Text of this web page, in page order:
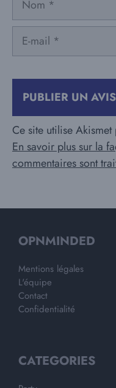
mail
Ce site utilise
En savoir plus sur la
commentaires sont
OPNMINDED
Mentions légales
L'équipe
Contact
Confidentialité
CATEGORIES